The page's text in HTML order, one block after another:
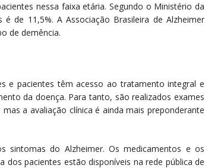
nessa faixa etária. Segundo o Ministério da
de 11,5%. A Associação Brasileira de Alzheimer
de demência.
e pacientes têm acesso ao tratamento integral e
da doença. Para tanto, são realizados exames
a avaliação clínica é ainda mais preponderante
sintomas do Alzheimer. Os medicamentos e os
dos pacientes estão disponíveis na rede pública de